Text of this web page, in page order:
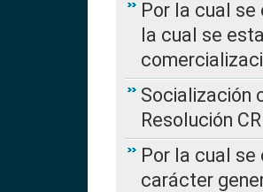
Por la cual se
la cual se
Socialización
Resolución
Por la cual
carácter